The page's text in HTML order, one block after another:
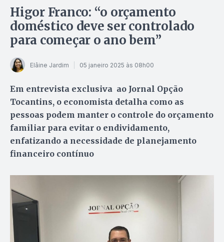
Higor Franco: “o orçamento
doméstico deve ser controlado
para começar o ano bem”
Elâine Jardim 05 janeiro 2025 às 08h00
Em entrevista exclusiva ao Jornal Opção
Tocantins, o economista detalha como as
pessoas podem manter o controle do orçamento
familiar para evitar o endividamento,
enfatizando a necessidade de planejamento
financeiro contínuo